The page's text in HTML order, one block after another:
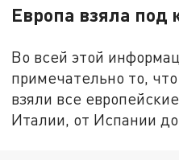
Европа взяла под
Во всей этой
примечательно то,
взяли все
Италии, от Испании